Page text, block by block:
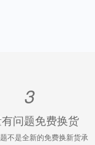
3
问题免费换货
不是全新的免费换新货承